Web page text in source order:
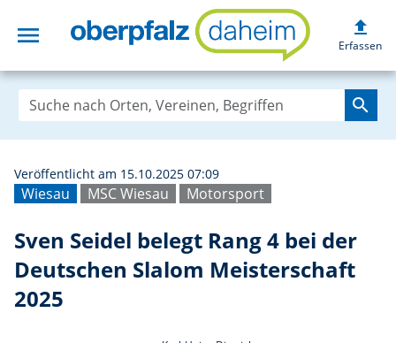
menu Sven Seidel
upload
Erfassen
search
Wiesau MSC Wiesau Motorsport
Veröffentlicht am 15.10.2025 07:09
Sven Seidel belegt Rang 4 bei der
Deutschen Slalom Meisterschaft
2025